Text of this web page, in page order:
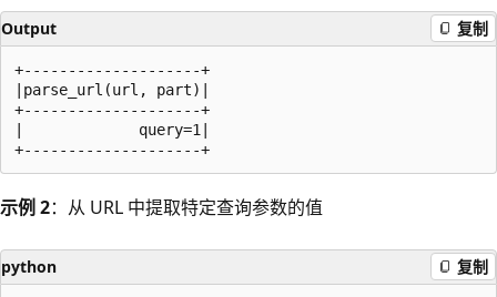
Output 复制
+--------------------+
|parse_url(url, part)|
+--------------------+
|             query=1|
示例 2：从 URL 中提取特定查询参数的值
python 复制